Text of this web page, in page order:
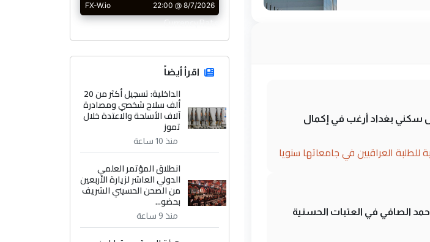
سكني بغداد أرغب في إكمال
الصافي في العتبات الحسنية
CurrencyRate
اقرأ أيضاً
الداخلية: تسجيل أكثر من 20
ألف سلاح شخصي ومصادرة
آلاف الأسلحة والاعتدة خلال
تموز
منذ 10 ساعة
انطلاق المؤتمر العلمي
الدولي العاشر لزيارة الأربعين
من الصحن الحسيني الشريف
بحضو...
منذ 9 ساعة